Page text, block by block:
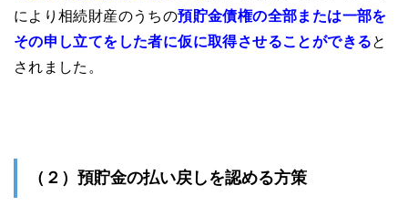
により相続財産のうちの預貯金債権の全部または一部を
その申し立てをした者に仮に取得させることができると
されました。
（２）預貯金の払い戻しを認める方策